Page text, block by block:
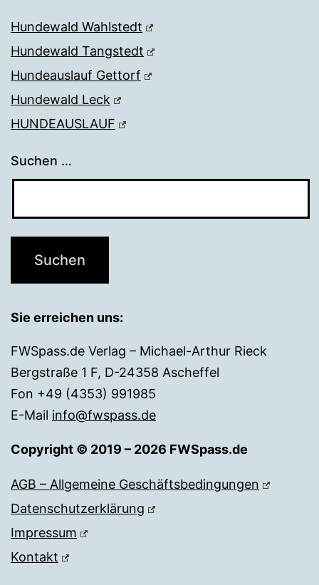
Hundewald Wahlstedt
Hundewald Tangstedt
Hundeauslauf Gettorf
Hundewald Leck
HUNDEAUSLAUF
Suchen …
Sie erreichen uns:
FWSpass.de Verlag – Michael-Arthur Rieck
Bergstraße 1 F, D-24358 Ascheffel
Fon +49 (4353) 991985
E-Mail info@fwspass.de
Copyright © 2019 – 2026 FWSpass.de
AGB – Allgemeine Geschäftsbedingungen
Datenschutzerklärung
Impressum
Kontakt